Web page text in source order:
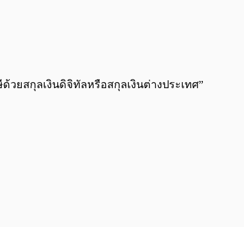
ยสกุลเงินดิจิทัลหรือสกุลเงินต่างประเทศ”